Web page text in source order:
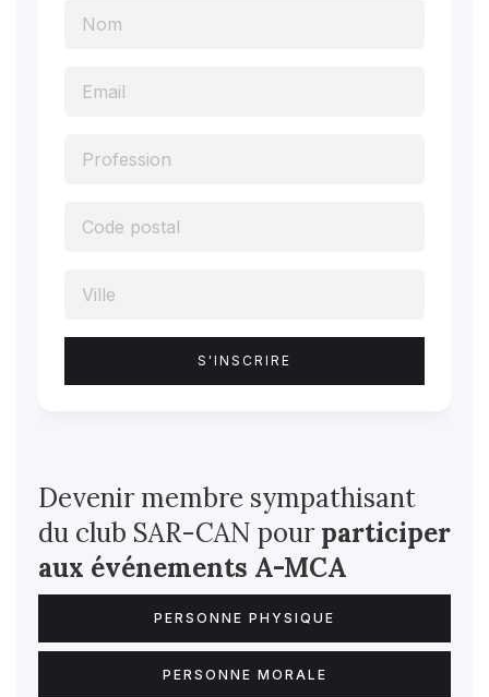
Devenir membre sympathisant
du club SAR-CAN pour participer
aux événements A-MCA
PERSONNE PHYSIQUE
PERSONNE MORALE